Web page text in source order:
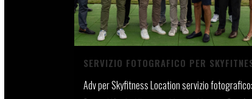
SERVIZIO FOTOGRAFICO PER
Adv per Skyfitness Location servizio fotografico: